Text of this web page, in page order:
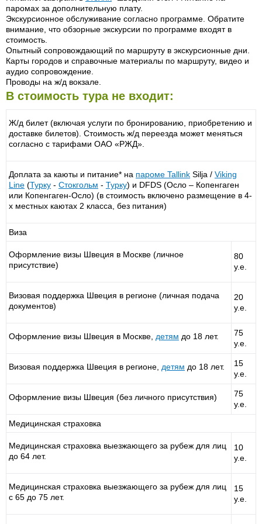
паромах за дополнительную плату.
Экскурсионное обслуживание согласно программе. Обратите
внимание, что обзорные экскурсии по программе входят в
стоимость.
Опытный сопровождающий по маршруту в экскурсионные дни.
Карты городов и справочные материалы по маршруту, видео и
аудио сопровождение.
Проводы на ж/д вокзале.
В стоимость тура не входит:
Ж/д билет (включая услуги по бронированию, приобретению и
доставке билетов). Стоимость ж/д переезда может меняться
согласно с тарифами ОАО «РЖД».
Доплата за каюты и питание* на пароме Tallink Silja / Viking
Line (Турку - Стокгольм - Турку) и DFDS (Осло – Копенгаген
или Копенгаген-Осло) (в стоимость включено размещение в 4-
х местных каютах 2 класса, без питания)
Виза
Оформление визы Швеция в Москве (личное
присутствие)
80
у.е.
Визовая поддержка Швеция в регионе (личная подача
документов)
20
у.е.
Оформление визы Швеция в Москве, детям до 18 лет.
75
у.е.
Визовая поддержка Швеция в регионе, детям до 18 лет.
15
у.е.
Оформление визы Швеция (без личного присутствия)
75
у.е.
Медицинская страховка
Медицинская страховка выезжающего за рубеж для лиц
до 64 лет.
10
у.е.
Медицинская страховка выезжающего за рубеж для лиц
с 65 до 75 лет.
15
у.е.